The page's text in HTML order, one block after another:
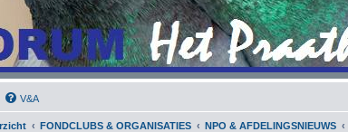
V&A
FONDCLUBS & ORGANISATIES NPO & AFDELINGSNIEUWS